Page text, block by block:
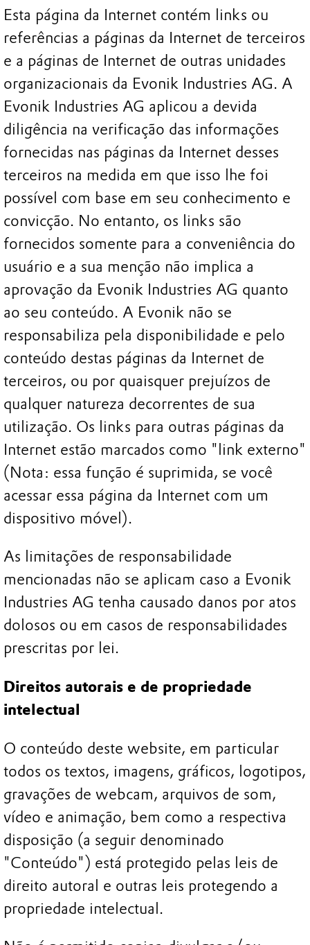
Esta página da Internet contém links ou
referências a páginas da Internet de terceiros
e a páginas de Internet de outras unidades
organizacionais da Evonik Industries AG. A
Evonik Industries AG aplicou a devida
diligência na verificação das informações
fornecidas nas páginas da Internet desses
terceiros na medida em que isso lhe foi
possível com base em seu conhecimento e
convicção. No entanto, os links são
fornecidos somente para a conveniência do
usuário e a sua menção não implica a
aprovação da Evonik Industries AG quanto
ao seu conteúdo. A Evonik não se
responsabiliza pela disponibilidade e pelo
conteúdo destas páginas da Internet de
terceiros, ou por quaisquer prejuízos de
qualquer natureza decorrentes de sua
utilização. Os links para outras páginas da
Internet estão marcados como "link externo"
(Nota: essa função é suprimida, se você
acessar essa página da Internet com um
dispositivo móvel).
As limitações de responsabilidade
mencionadas não se aplicam caso a Evonik
Industries AG tenha causado danos por atos
dolosos ou em casos de responsabilidades
prescritas por lei.
Direitos autorais e de propriedade
intelectual
O conteúdo deste website, em particular
todos os textos, imagens, gráficos, logotipos,
gravações de webcam, arquivos de som,
vídeo e animação, bem como a respectiva
disposição (a seguir denominado
"Conteúdo") está protegido pelas leis de
direito autoral e outras leis protegendo a
propriedade intelectual.